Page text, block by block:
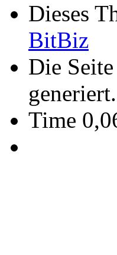
Dieses
BitBiz
Die
generiert.
Time